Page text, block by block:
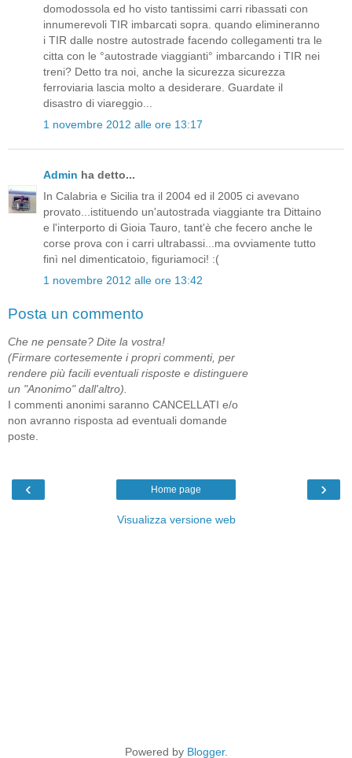
domodossola ed ho visto tantissimi carri ribassati con
innumerevoli TIR imbarcati sopra. quando elimineranno
i TIR dalle nostre autostrade facendo collegamenti tra le
citta con le °autostrade viaggianti° imbarcando i TIR nei
treni? Detto tra noi, anche la sicurezza sicurezza
ferroviaria lascia molto a desiderare. Guardate il
disastro di viareggio...
1 novembre 2012 alle ore 13:17
Admin ha detto...
In Calabria e Sicilia tra il 2004 ed il 2005 ci avevano
provato...istituendo un'autostrada viaggiante tra Dittaino
e l'interporto di Gioia Tauro, tant'è che fecero anche le
corse prova con i carri ultrabassi...ma ovviamente tutto
finì nel dimenticatoio, figuriamoci! :(
1 novembre 2012 alle ore 13:42
Posta un commento
Che ne pensate? Dite la vostra!
(Firmare cortesemente i propri commenti, per
rendere più facili eventuali risposte e distinguere
un "Anonimo" dall'altro).
I commenti anonimi saranno CANCELLATI e/o
non avranno risposta ad eventuali domande
poste.
‹ ›
Home page
Visualizza versione web
Powered by Blogger.